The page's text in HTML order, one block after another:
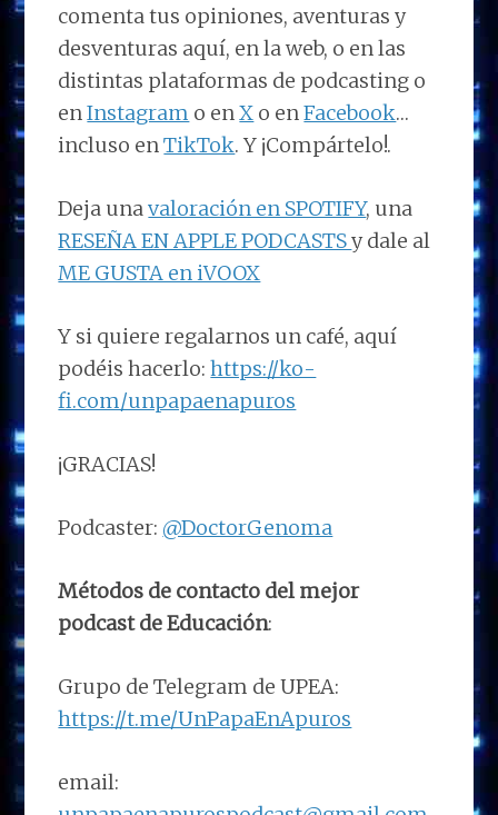
comenta tus opiniones, aventuras y
desventuras aquí, en la web, o en las
distintas plataformas de podcasting o
enInstagram o enX o enFacebook…
incluso enTikTok. Y ¡Compártelo!.
Deja unavaloración en SPOTIFY, una
RESEÑA EN APPLE PODCASTSy dale al
ME GUSTA en iVOOX
Y si quiere regalarnos un café, aquí
podéis hacerlo:https://ko-
fi.com/unpapaenapuros
¡GRACIAS!
Podcaster: @DoctorGenoma
Métodos de contacto del mejor
podcast de Educación:
Grupo de Telegram de UPEA:
https://t.me/UnPapaEnApuros
email: